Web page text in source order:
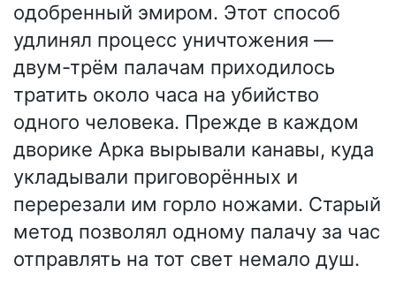
одобренный эмиром. Этот способ
удлинял процесс уничтожения —
двум-трём палачам приходилось
тратить около часа на убийство
одного человека. Прежде в каждом
дворике Арка вырывали канавы, куда
укладывали приговорённых и
перерезали им горло ножами. Старый
метод позволял одному палачу за час
отправлять на тот свет немало душ.